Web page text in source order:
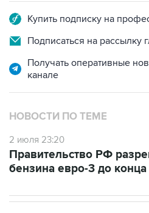
Купить подписку на
Подписаться на рассылку
Получать оперативные
канале
НОВОСТИ ПО ТЕМЕ
2 июля 23:20
Правительство РФ
бензина евро-3 до